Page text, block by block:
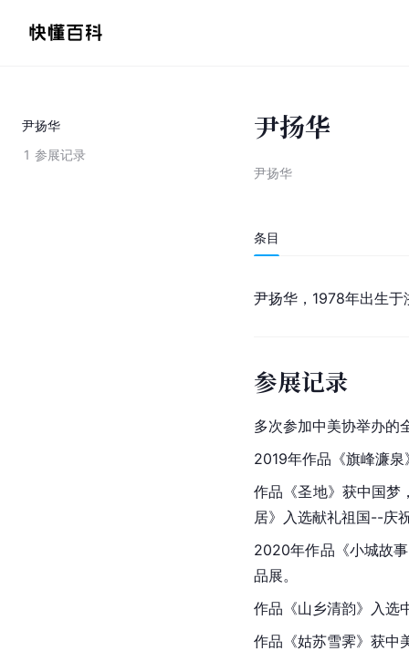
尹扬华
1 参展记录
尹扬华
尹扬华
条目
尹扬华，1978年出生
参展记录
多次参加中美协举办的
2019年作品《旗峰濂
作品《圣地》获中国梦
居》入选献礼祖国--庆
2020年作品《小城故
品展。
作品《山乡清韵》入选
作品《姑苏雪霁》获中